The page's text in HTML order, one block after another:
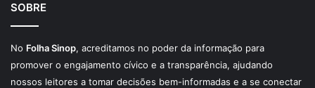
SOBRE
No Folha Sinop, acreditamos no poder da informação para
promover o engajamento cívico e a transparência, ajudando
nossos leitores a tomar decisões bem-informadas e a se conectar